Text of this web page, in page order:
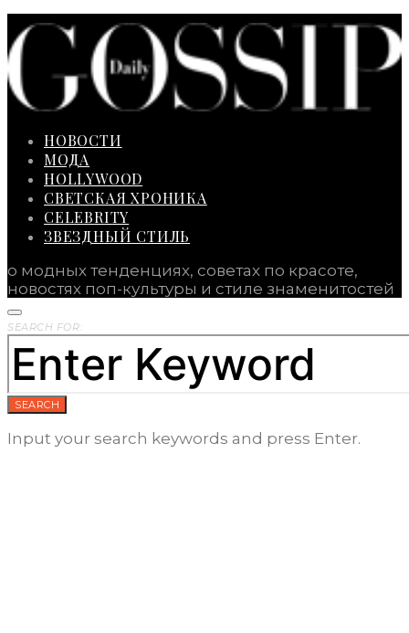
НОВОСТИ
МОДА
HOLLYWOOD
СВЕТСКАЯ ХРОНИКА
CELEBRITY
ЗВЕЗДНЫЙ СТИЛЬ
о модных тенденциях, советах по красоте,
новостях поп-культуры и стиле знаменитостей
SEARCH FOR:
SEARCH
Input your search keywords and press Enter.